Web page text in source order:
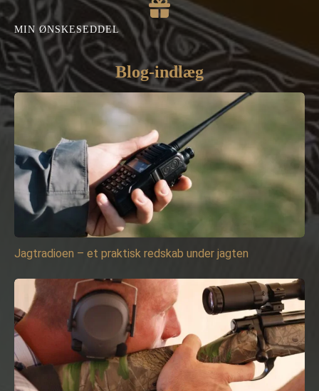
MIN ØNSKESEDDEL
Blog-indlæg
Jagtradioen – et praktisk redskab under jagten